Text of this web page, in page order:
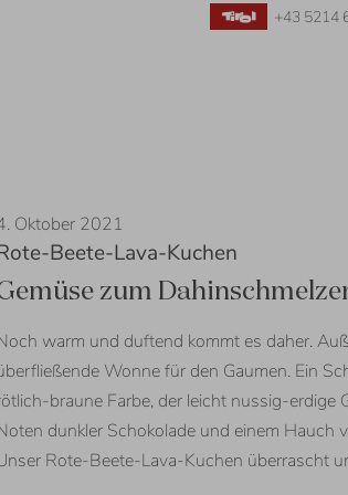
+43 5214
Oktober 2021
Beete-Lava-Kuchen
zum
warm und duftend kommt es daher.
Wonne für den Gaumen. Ein
braune Farbe, der leicht nussig-erdige
dunkler Schokolade und einem Hauch
Rote-Beete-Lava-Kuchen überrascht